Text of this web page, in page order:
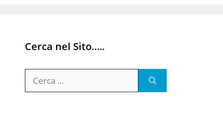
Cerca nel Sito…..
per: